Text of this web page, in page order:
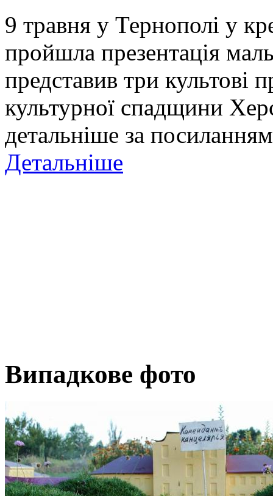
9 травня у Тернополі у
пройшла презентація
представив три культові
культурної спадщини
детальніше за
Детальніше
Випадкове фото